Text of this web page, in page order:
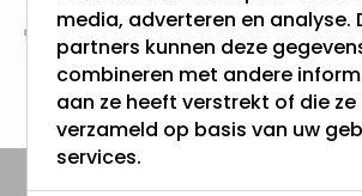
Altijd uit eigen voorraad
3000m2 - 60.000+ Producten
media, adverteren en analyse.
partners kunnen deze
combineren met andere
aan ze heeft verstrekt of die ze
verzameld op basis van uw
services.